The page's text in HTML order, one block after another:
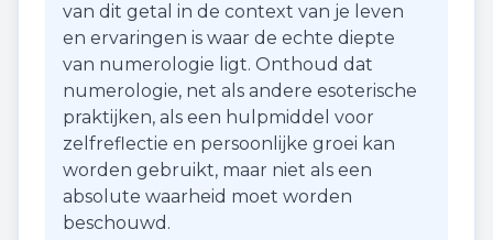
van dit getal in de context van je leven
en ervaringen is waar de echte diepte
van numerologie ligt. Onthoud dat
numerologie, net als andere esoterische
praktijken, als een hulpmiddel voor
zelfreflectie en persoonlijke groei kan
worden gebruikt, maar niet als een
absolute waarheid moet worden
beschouwd.